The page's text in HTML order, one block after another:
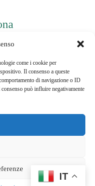
come i cookie per
Il consenso a queste
di navigazione o ID
può influire negativamente
IT